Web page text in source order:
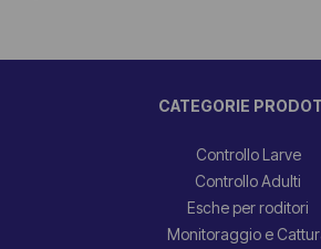
CATEGORIE
Controllo Larve
Controllo Adulti
Esche per roditori
Monitoraggio e